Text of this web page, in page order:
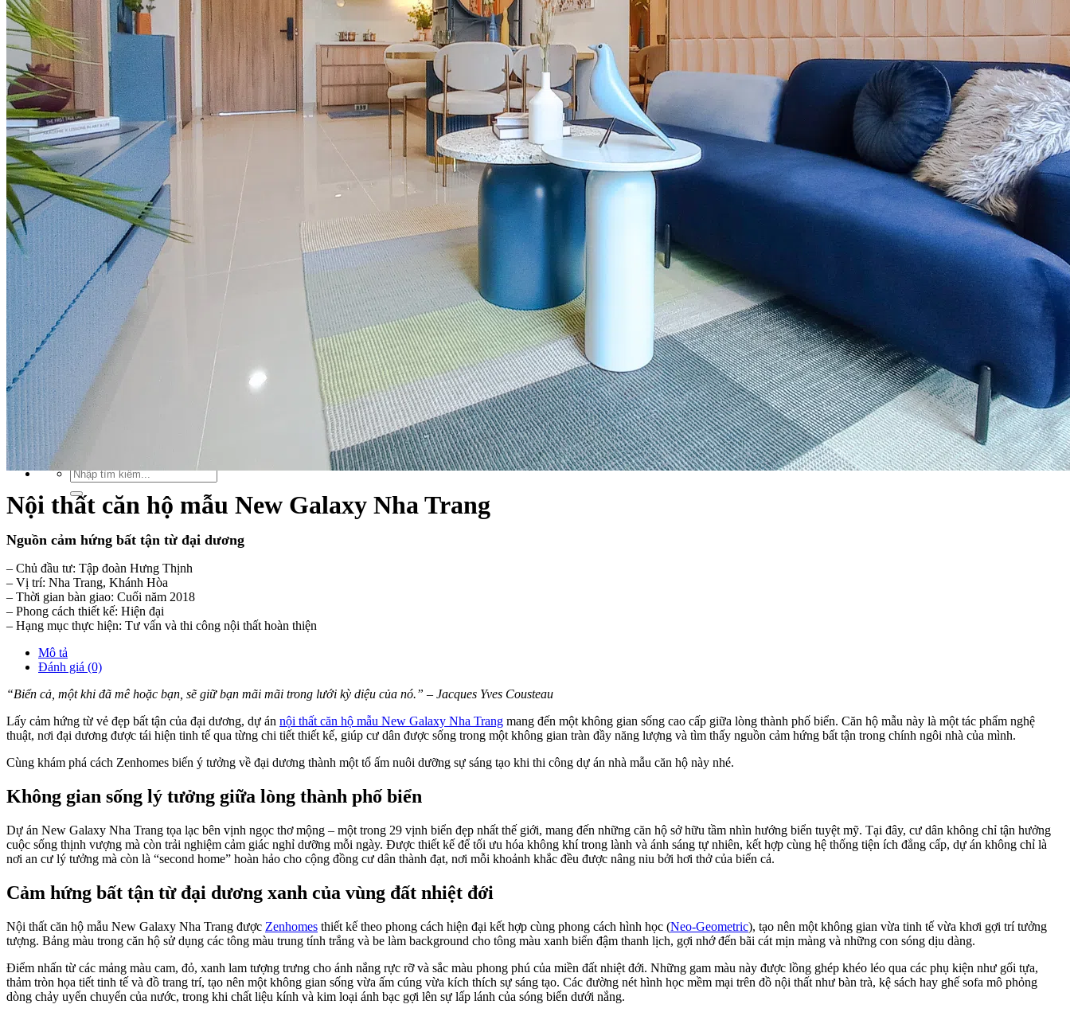
Thi công Nội thất showroom
Thi công Nội thất phòng gym
Thi công Nội thất nhà hàng
Công trình khác
Nội thất
Tủ bếp
Tủ quần áo
Cửa nội thất
Ốp tường trang trí
Sofa
Bàn thờ
Ngôi nhà thông minh
Vách ngăn phòng
Bàn làm việc
Sàn gỗ, ốp cầu thang
Giường ngủ
Bàn ghế ăn
Tủ tivi
Phụ kiện nội thất
Catalogue nội thất
Tin tức
Khuyến mãi
Blog nội thất
Giải pháp thi công
Xu hướng nội thất
Tiêu chuẩn thiết kế
Bảng giá nội thất
Tuyển dụng
Tìm
kiếm:
Tìm
kiếm:
Nội thất căn hộ mẫu New Galaxy Nha Trang
Nguồn cảm hứng bất tận từ đại dương
– Chủ đầu tư: Tập đoàn Hưng Thịnh
– Vị trí: Nha Trang, Khánh Hòa
– Thời gian bàn giao: Cuối năm 2018
– Phong cách thiết kế: Hiện đại
– Hạng mục thực hiện: Tư vấn và thi công nội thất hoàn thiện
Mô tả
Đánh giá (0)
“Biển cả, một khi đã mê hoặc bạn, sẽ giữ bạn mãi mãi trong lưới kỳ diệu của nó.” – Jacques Yves Cousteau
Lấy cảm hứng từ vẻ đẹp bất tận của đại dương, dự án nội thất căn hộ mẫu New Galaxy Nha Trang mang đến một không gian sống cao cấp giữa lòng thành phố biển. Căn hộ mẫu này là một tác phẩm nghệ
thuật, nơi đại dương được tái hiện tinh tế qua từng chi tiết thiết kế, giúp cư dân được sống trong một không gian tràn đầy năng lượng và tìm thấy nguồn cảm hứng bất tận trong chính ngôi nhà của mình.
Cùng khám phá cách Zenhomes biến ý tưởng về đại dương thành một tổ ấm nuôi dưỡng sự sáng tạo khi thi công dự án nhà mẫu căn hộ này nhé.
Không gian sống lý tưởng giữa lòng thành phố biển
Dự án New Galaxy Nha Trang tọa lạc bên vịnh ngọc thơ mộng – một trong 29 vịnh biển đẹp nhất thế giới, mang đến những căn hộ sở hữu tầm nhìn hướng biển tuyệt mỹ. Tại đây, cư dân không chỉ tận hưởng
cuộc sống thịnh vượng mà còn trải nghiệm cảm giác nghỉ dưỡng mỗi ngày. Được thiết kế để tối ưu hóa không khí trong lành và ánh sáng tự nhiên, kết hợp cùng hệ thống tiện ích đẳng cấp, dự án không chỉ là
nơi an cư lý tưởng mà còn là “second home” hoàn hảo cho cộng đồng cư dân thành đạt, nơi mỗi khoảnh khắc đều được nâng niu bởi hơi thở của biển cả.
Cảm hứng bất tận từ đại dương xanh của vùng đất nhiệt đới
Nội thất căn hộ mẫu New Galaxy Nha Trang được Zenhomes thiết kế theo phong cách hiện đại kết hợp cùng phong cách hình học (Neo-Geometric), tạo nên một không gian vừa tinh tế vừa khơi gợi trí tưởng
tượng. Bảng màu trong căn hộ sử dụng các tông màu trung tính trắng và be làm background cho tông màu xanh biển đậm thanh lịch, gợi nhớ đến bãi cát mịn màng và những con sóng dịu dàng.
Điểm nhấn từ các mảng màu cam, đỏ, xanh lam tượng trưng cho ánh nắng rực rỡ và sắc màu phong phú của miền đất nhiệt đới. Những gam màu này được lồng ghép khéo léo qua các phụ kiện như gối tựa,
thảm tròn họa tiết tinh tế và đồ trang trí, tạo nên một không gian sống vừa ấm cúng vừa kích thích sự sáng tạo. Các đường nét hình học mềm mại trên đồ nội thất như bàn trà, kệ sách hay ghế sofa mô phỏng
dòng chảy uyển chuyển của nước, trong khi chất liệu kính và kim loại ánh bạc gợi lên sự lấp lánh của sóng biển dưới nắng.